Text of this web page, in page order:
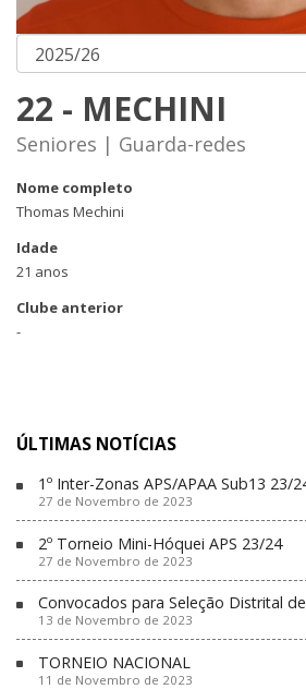
22 - MECHINI
Seniores | Guarda-redes
Nome completo
Thomas Mechini
Idade
21 anos
Clube anterior
-
ÚLTIMAS NOTÍCIAS
1º Inter-Zonas APS/APAA Sub13 23/
27 de Novembro de 2023
2º Torneio Mini-Hóquei APS 23/24
27 de Novembro de 2023
Convocados para Seleção Distrital
13 de Novembro de 2023
TORNEIO NACIONAL
11 de Novembro de 2023